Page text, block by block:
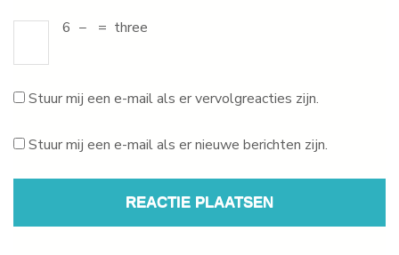
6 − = three
Stuur mij een e-mail als er vervolgreacties zijn.
Stuur mij een e-mail als er nieuwe berichten zijn.